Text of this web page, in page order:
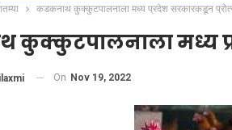
कडकनाथ कुक्कुटपालनाला मध्य प्रदेश सरकारकडून
कुक्कुटपालनाला मध्य
On Nov 19, 2022